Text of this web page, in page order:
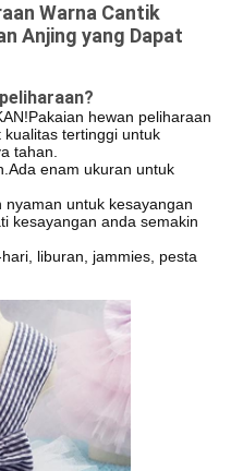
Warna Cantik
Anjing yang Dapat
hewan peliharaan
tertinggi untuk
tahan.
enam ukuran untuk
untuk kesayangan
kesayangan anda semakin
liburan, jammies, pesta